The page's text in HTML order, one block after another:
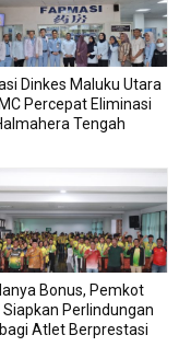
Dinkes Maluku Utara
Percepat Eliminasi
Tengah
Bonus, Pemkot
Perlindungan
Atlet Berprestasi